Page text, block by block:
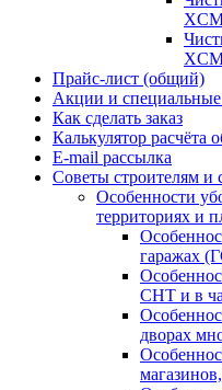
Прайс-лист (общий)
Акции и
Как сделать заказ
Калькулятор расчёта
E-mail рассылка
Советы строителям и
Особенности
территориях и
гаражах
СНТ и в
дворах